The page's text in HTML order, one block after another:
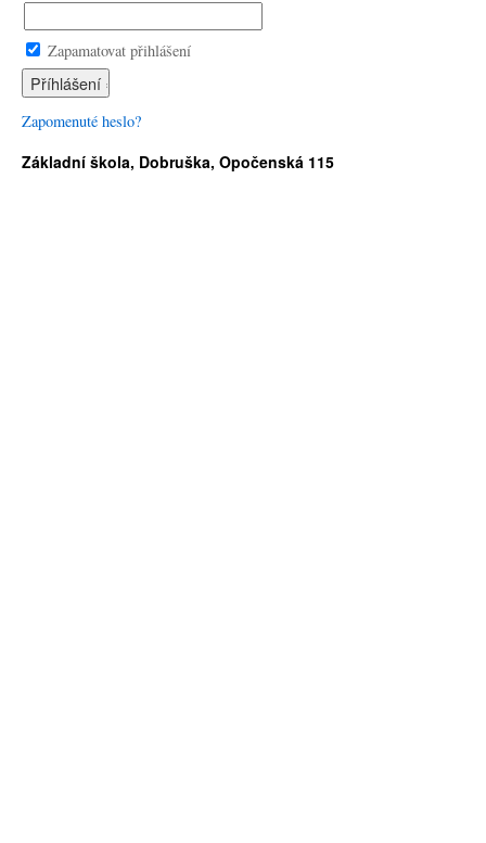
Zapamatovat přihlášení
Zapomenuté heslo?
Základní škola, Dobruška, Opočenská 115